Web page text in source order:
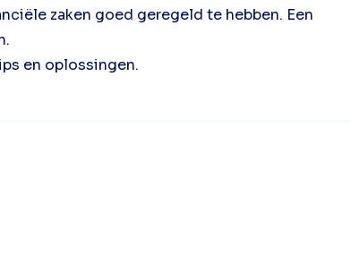
zaken goed geregeld te hebben. Een
en oplossingen.